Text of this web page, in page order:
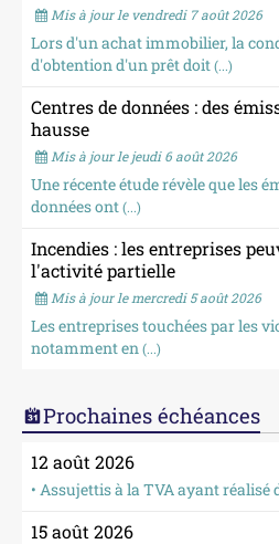
Mis à jour le vendredi 7 août 2026
Lors d'un achat immobilier, la
d'obtention d'un prêt doit (...)
Centres de données : des
hausse
Mis à jour le jeudi 6 août 2026
Une récente étude révèle que les
données ont (...)
Incendies : les entreprises
l'activité partielle
Mis à jour le mercredi 5 août 2026
Les entreprises touchées par les
notamment en (...)
Prochaines échéances
12 août 2026
• Assujettis à la TVA ayant réalisé
15 août 2026